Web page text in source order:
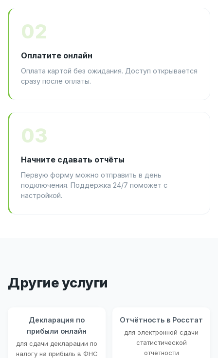
02
Оплатите онлайн
Оплата картой без ожидания. Доступ открывается
сразу после оплаты.
03
Начните сдавать отчёты
Первую форму можно отправить в день
подключения. Поддержка 24/7 поможет с
настройкой.
Другие услуги
Декларация по
прибыли онлайн
для сдачи декларации по
налогу на прибыль в ФНС
Отчётность в Росстат
для электронной сдачи
статистической
отчётности